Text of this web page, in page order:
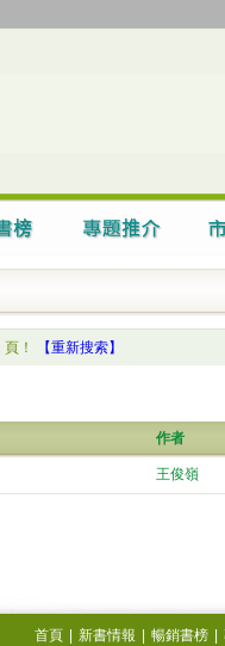
頁！ 【重新搜索】
作者
王俊嶺
首頁 新書情報 暢銷書榜